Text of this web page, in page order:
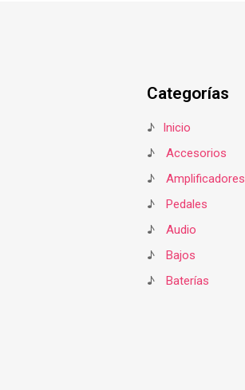
Categorías
♪
Inicio
♪
Accesorios
♪
Amplificadores
♪
Pedales
♪
Audio
♪
Bajos
♪
Baterías